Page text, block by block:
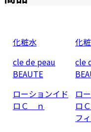
化粧水
cle de peau
BEAUTE
ローションイド
ロＣ ｎ
化
cle
ロ
ロ
フィ